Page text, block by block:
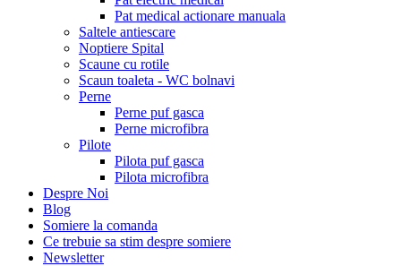
Pat medical actionare manuala
Saltele antiescare
Noptiere Spital
Scaune cu rotile
Scaun toaleta - WC bolnavi
Perne
Perne puf gasca
Perne microfibra
Pilote
Pilota puf gasca
Pilota microfibra
Despre Noi
Blog
Somiere la comanda
Ce trebuie sa stim despre somiere
Newsletter